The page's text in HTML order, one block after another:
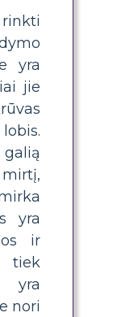
yra
jie
yra
ir
tiek
nori